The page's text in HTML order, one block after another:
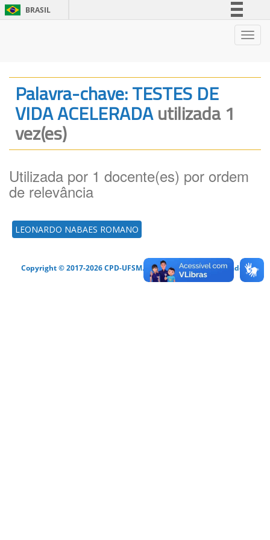
BRASIL
Legislação
Canais
Palavra-chave: TESTES DE
VIDA ACELERADAutilizada 1
vez(es)
Utilizada por 1 docente(es) por ordem
de relevância
LEONARDO NABAES ROMANO
Copyright © 2017-2026 CPD-UFSM. Todos os direitos reservados.